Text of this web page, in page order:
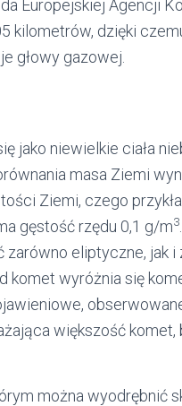
Europejskiej Agencji
kilometrów, dzięki
głowy gazowej.
jako niewielkie ciała
masa Ziemi
Ziemi, czego
gęstość rzędu 0,1 g/m3
eliptyczne, jak
komet wyróżnia się
większość komet,
można wyodrębnić